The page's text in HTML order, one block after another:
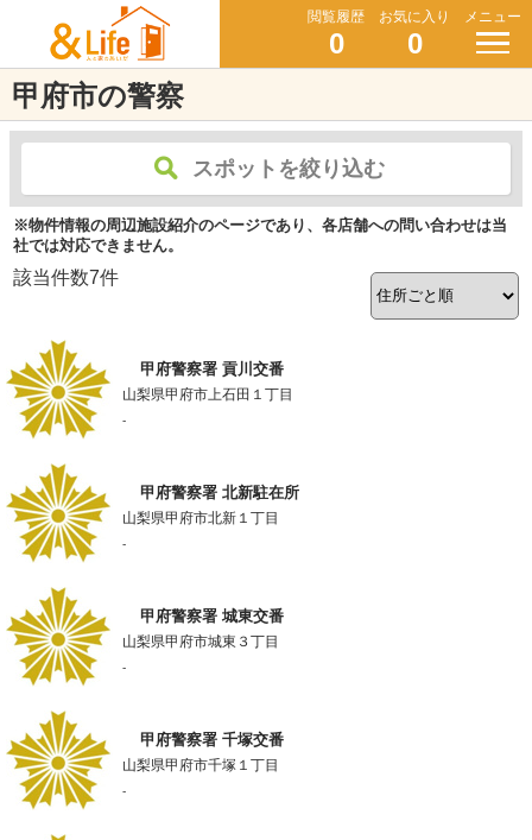
閲覧履歴
0
お気に入り
0
メニュー
甲府市の警察
スポットを絞り込む
※物件情報の周辺施設紹介のページであり、各店舗への問い合わせは当
社では対応できません。
該当件数7件
甲府警察署 貢川交番
山梨県甲府市上石田１丁目
-
甲府警察署 北新駐在所
山梨県甲府市北新１丁目
-
甲府警察署 城東交番
山梨県甲府市城東３丁目
-
甲府警察署 千塚交番
山梨県甲府市千塚１丁目
-